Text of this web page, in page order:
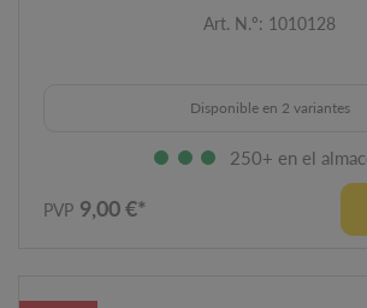
Art. N.º: 1010128
Disponible en 2 variantes
250+ en el
PVP 9,00 €*